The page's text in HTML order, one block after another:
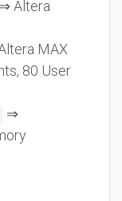
⇒ Altera
MAX
80 User
⇒